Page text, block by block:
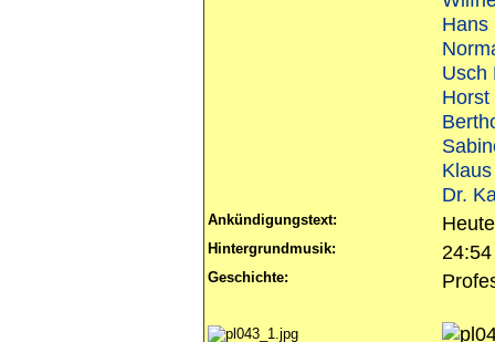
Hans
Usch
Dr.
Ankündigungstext:
Hintergrundmusik:
Geschichte: